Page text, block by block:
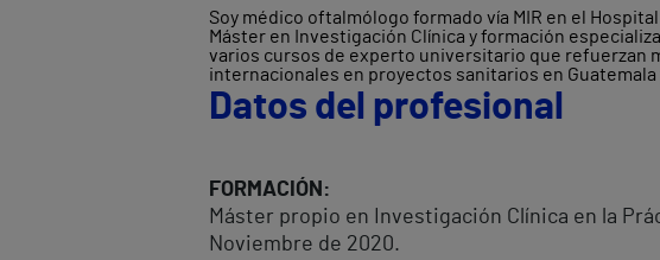
Soy médico oftalmólogo formado vía MIR en el
Máster en Investigación Clínica y formación
varios cursos de experto universitario que refuerzan
internacionales en proyectos sanitarios en Guatemala
Datos del profesional
FORMACIÓN:
Máster propio en Investigación Clínica en la
Noviembre de 2020.